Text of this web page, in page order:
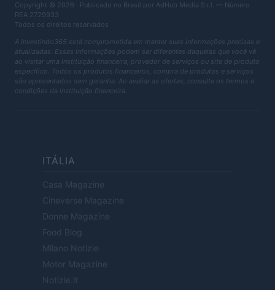
Copyright © 2026 · Publicado no Brasil por AdHub Media S.r.l. — Número
REA 2729933
Todos os direitos reservados
A Investindo365 está comprometida em manter suas informações precisas e
atualizadas. Essas informações podem ser diferentes daquelas que você vê
ao visitar uma instituição financeira, provedor de serviços ou site de produto
específico. Todos os produtos financeiros, compra de produtos e serviços
são apresentados sem garantia. Ao avaliar as ofertas, consulte os termos e
condições da instituição financeira.
ITÁLIA
Casa Magazine
Cineverse Magazine
Donne Magazine
Food Blog
Milano Notizie
Motor Magazine
Notizie.it